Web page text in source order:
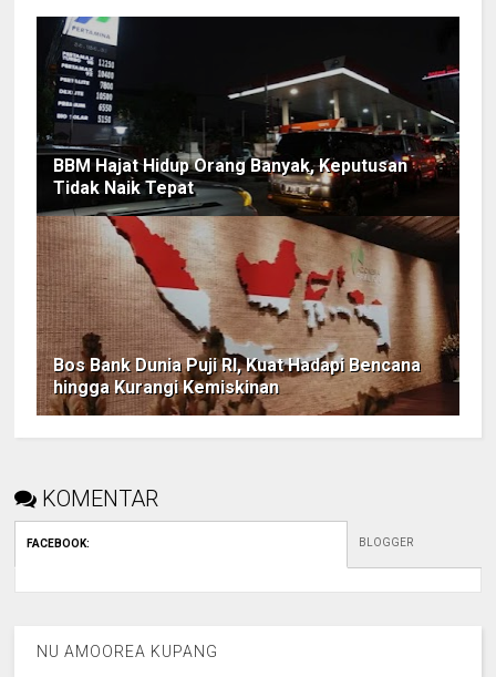
BBM Hajat Hidup Orang Banyak, Keputusan
Tidak Naik Tepat
Bos Bank Dunia Puji RI, Kuat Hadapi Bencana
hingga Kurangi Kemiskinan
KOMENTAR
FACEBOOK: BLOGGER
NU AMOOREA KUPANG